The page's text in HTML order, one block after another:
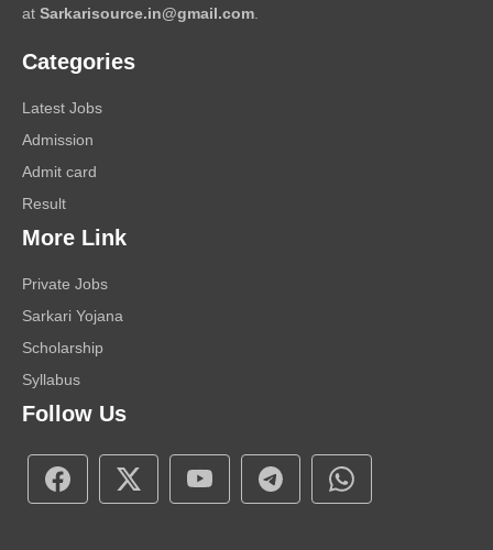
at Sarkarisource.in@gmail.com
Categories
Latest Jobs
Admission
Admit card
Result
More Link
Private Jobs
Sarkari Yojana
Scholarship
Syllabus
Follow Us